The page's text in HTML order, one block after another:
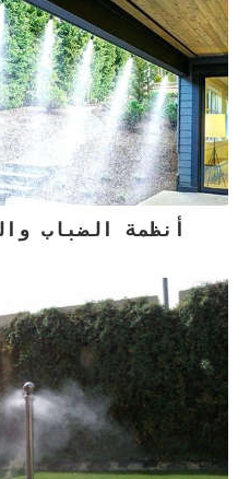
أنظمة الضباب